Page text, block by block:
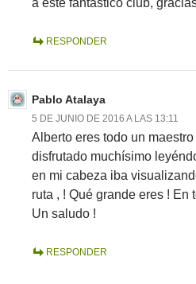
RESPONDER
Pablo Atalaya
5 DE JUNIO DE 2016 A LAS 13:11
Alberto eres todo un
disfrutado muchísimo
en mi cabeza iba
ruta , ! Qué grande eres ! En
Un saludo !
RESPONDER